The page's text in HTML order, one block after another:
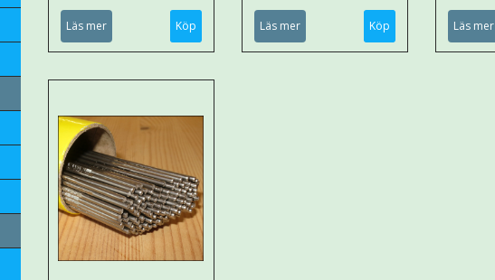
Läs mer Köp Läs mer Köp Läs mer